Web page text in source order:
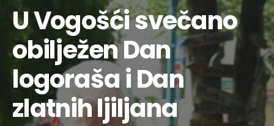
U Vogošći svečano
obilježen Dan
logoraša i Dan
zlatnih ljiljana